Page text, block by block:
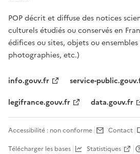
POP décrit et diffuse des notices
culturels étudiés ou conservés en
édifices ou sites, objets ou
photographies, etc.)
info.gouv.fr
service-
legifrance.gouv.fr
data.gouv.fr
Accessibilité : non conforme Contact
Télécharger les bases
Statistiques